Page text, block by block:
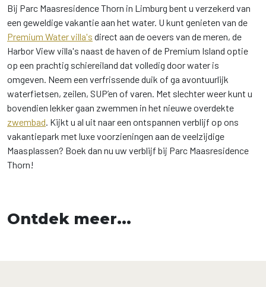
Bij Parc Maasresidence Thorn in Limburg bent u verzekerd van
een geweldige vakantie aan het water. U kunt genieten van de
Premium Water villa's direct aan de oevers van de meren, de
Harbor View villa's naast de haven of de Premium Island optie
op een prachtig schiereiland dat volledig door water is
omgeven. Neem een verfrissende duik of ga avontuurlijk
waterfietsen, zeilen, SUP’en of varen. Met slechter weer kunt u
bovendien lekker gaan zwemmen in het nieuwe overdekte
zwembad. Kijkt u al uit naar een ontspannen verblijf op ons
vakantiepark met luxe voorzieningen aan de veelzijdige
Maasplassen? Boek dan nu uw verblijf bij Parc Maasresidence
Thorn!
Ontdek meer...